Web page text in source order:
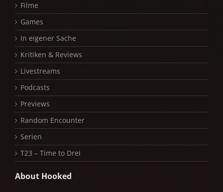
Filme
Games
In eigener Sache
Kritiken & Reviews
Livestreams
Podcasts
Previews
Random Encounter
Serien
T23 – Time to Drei
About Hooked